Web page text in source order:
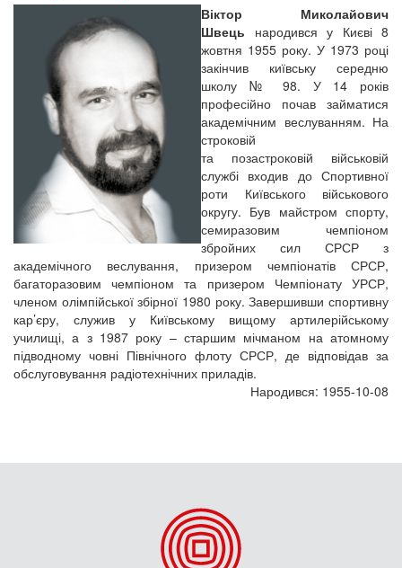
Віктор Миколайович
Швець народився у Києві 8
жовтня 1955 року. У 1973 році
закінчив київську середню
школу № 98. У 14 років
професійно почав займатися
академічним веслуванням. На
строковій
та позастроковій військовій
службі входив до Спортивної
роти Київського військового
округу. Був майстром спорту,
семиразовим чемпіоном
збройних сил СРСР з
академічного веслування, призером чемпіонатів СРСР,
багаторазовим чемпіоном та призером Чемпіонату УРСР,
членом олімпійської збірної 1980 року. Завершивши спортивну
кар’єру, служив у Київському вищому артилерійському
училищі, а з 1987 року – старшим мічманом на атомному
підводному човні Північного флоту СРСР, де відповідав за
обслуговування радіотехнічних приладів.
Народився: 1955-10-08